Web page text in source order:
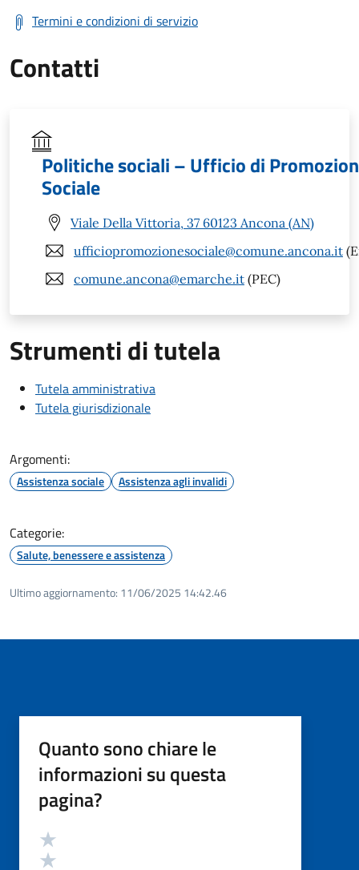
Termini e condizioni di servizio
Contatti
Politiche sociali – Ufficio di
Sociale
Viale Della Vittoria, 37 60123 Ancona (AN)
ufficiopromozionesociale@comune.ancona.it
comune.ancona@emarche.it (PEC)
Strumenti di tutela
Tutela amministrativa
Tutela giurisdizionale
Argomenti:
Assistenza sociale Assistenza agli invalidi
Categorie:
Salute, benessere e assistenza
Ultimo aggiornamento: 11/06/2025 14:42.46
Quanto sono chiare le
informazioni su questa
pagina?
Valutazione